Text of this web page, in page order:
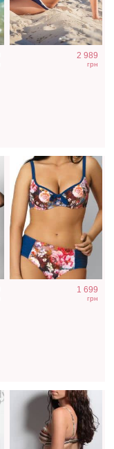
2 989
грн
Большой
купальник с
1 699
грн
Полосатый
купальник с